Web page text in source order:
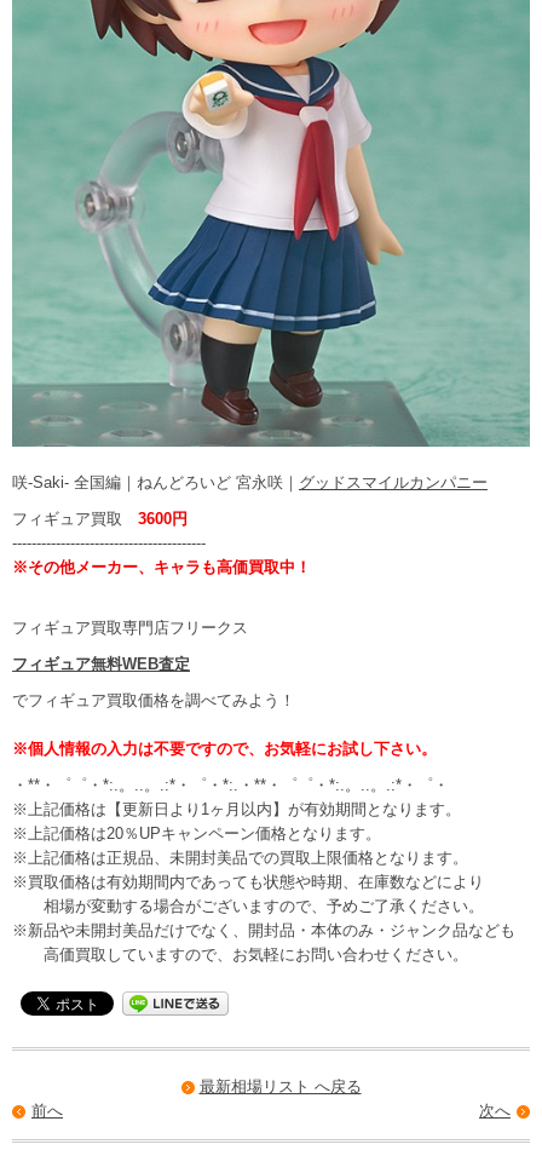
咲-Saki- 全国編｜ねんどろいど 宮永咲｜ グッドスマイルカンパニー
フィギュア買取 3600円
----------------------------------------
※その他メーカー、キャラも高価買取中！
フィギュア買取専門店フリークス
フィギュア無料WEB査定
でフィギュア買取価格を調べてみよう！
※個人情報の入力は不要ですので、お気軽にお試し下さい。
・**・゜゜・*:.。..。.:*・゜・*:.・**・゜゜・*:.。..。.:*・゜・
※上記価格は【更新日より1ヶ月以内】が有効期間となります。
※上記価格は20％UPキャンペーン価格となります。
※上記価格は正規品、未開封美品での買取上限価格となります。
※買取価格は有効期間内であっても状態や時期、在庫数などにより
相場が変動する場合がございますので、予めご了承ください。
※新品や未開封美品だけでなく、開封品・本体のみ・ジャンク品なども
高価買取していますので、お気軽にお問い合わせください。
最新相場リスト へ戻る
次へ
前へ